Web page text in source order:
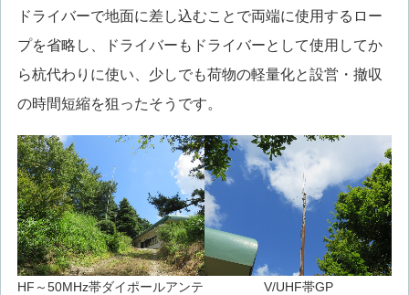
ドライバーで地面に差し込むことで両端に使用するロー
プを省略し、ドライバーもドライバーとして使用してか
ら杭代わりに使い、少しでも荷物の軽量化と設営・撤収
の時間短縮を狙ったそうです。
HF～50MHz帯ダイポールアンテ
V/UHF帯GP